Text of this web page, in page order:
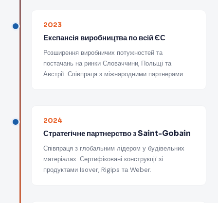
2023
Експансія виробництва по всій ЄС
Розширення виробничих потужностей та
постачань на ринки Словаччини, Польщі та
Австрії. Співпраця з міжнародними партнерами.
2024
Стратегічне партнерство з Saint-Gobain
Співпраця з глобальним лідером у будівельних
матеріалах. Сертифіковані конструкції зі
продуктами Isover, Rigips та Weber.